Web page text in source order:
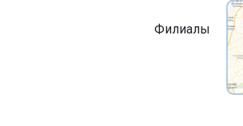
Филиалы